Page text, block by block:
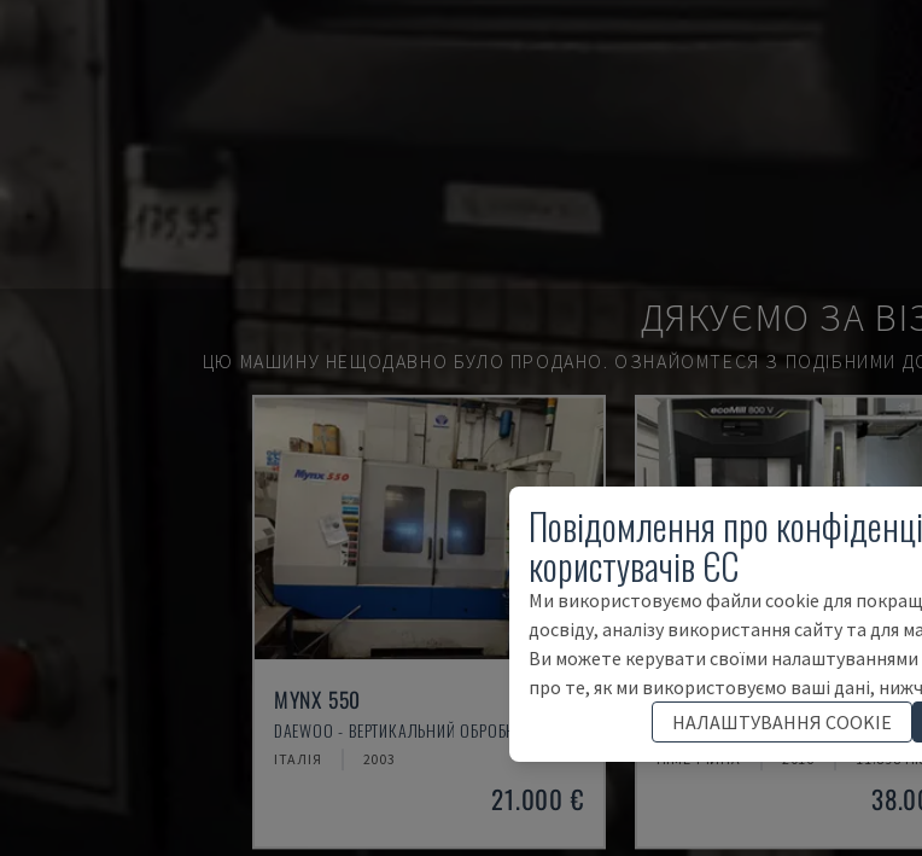
ДЯКУЄМО ЗА
ЦЮ МАШИНУ НЕЩОДАВНО БУЛО ПРОДАНО. ОЗНАЙОМТЕСЯ З ПОДІБНИМИ
MYNX 550
DAEWOO - ВЕРТИКАЛЬНИЙ ОБРОБНИЙ ЦЕНТР
ІТАЛІЯ 2003
21.000 €
ECOMILL 800 V
DMG - ВЕРТИКАЛЬНИЙ ОБРОБНИЙ
НІМЕЧЧИНА 2016 11.898
Повідомлення про
користувачів ЄС
Ми використовуємо файли cookie для
досвіду, аналізу використання сайту та для
Ви можете керувати своїми налаштуваннями
про те, як ми використовуємо ваші дані,
НАЛАШТУВАННЯ COOKIE